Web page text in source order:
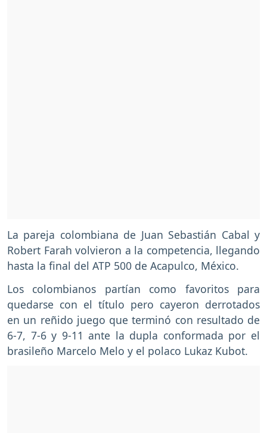
La pareja colombiana de Juan Sebastián Cabal y
Robert Farah volvieron a la competencia, llegando
hasta la final del ATP 500 de Acapulco, México.
Los colombianos partían como favoritos para
quedarse con el título pero cayeron derrotados
en un reñido juego que terminó con resultado de
6-7, 7-6 y 9-11 ante la dupla conformada por el
brasileño Marcelo Melo y el polaco Lukaz Kubot.